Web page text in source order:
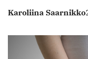
Karoliina Saarnikko